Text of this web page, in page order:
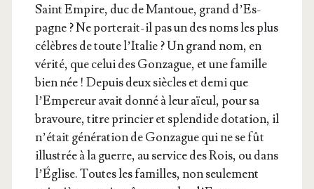
Saint Empire, duc de Man­toue, grand d’Es­
pagne ? Ne por­te­rait-il pas un des noms les plus
célèbres de toute l’I­ta­lie ? Un grand nom, en
véri­té, que celui des Gon­zague, et une famille
bien née ! Depuis deux siècles et demi que
l’Em­pe­reur avait don­né à leur aïeul, pour sa
bra­voure, titre prin­cier et splen­dide dota­tion, il
n’é­tait géné­ra­tion de Gon­zague qui ne se fût
illus­trée à la guerre, au ser­vice des Rois, ou dans
l’Église. Toutes les familles, non seule­ment